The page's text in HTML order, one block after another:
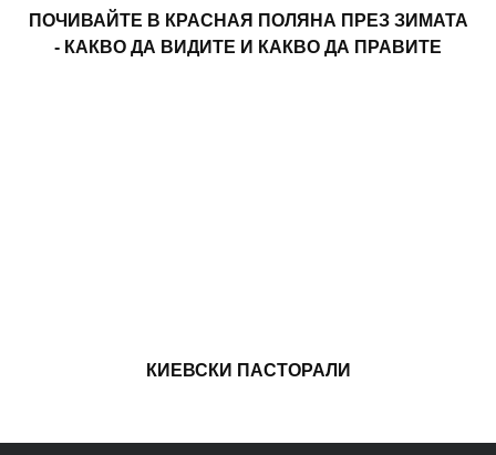
ПОЧИВАЙТЕ В КРАСНАЯ ПОЛЯНА ПРЕЗ ЗИМАТА
- КАКВО ДА ВИДИТЕ И КАКВО ДА ПРАВИТЕ
КИЕВСКИ ПАСТОРАЛИ